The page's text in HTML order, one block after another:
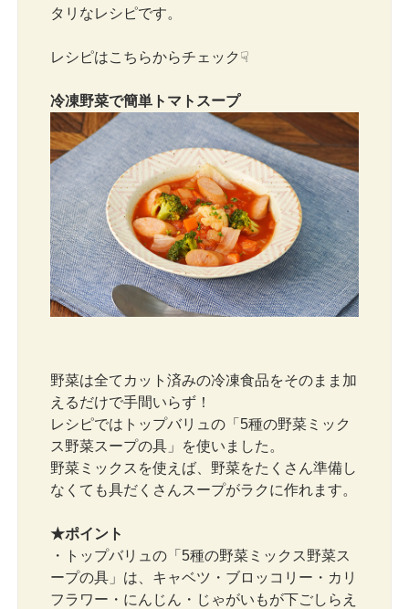
タリなレシピです。
レシピはこちらからチェック☟
冷凍野菜で簡単トマトスープ
野菜は全てカット済みの冷凍食品をそのまま加
えるだけで手間いらず！
レシピではトップバリュの「5種の野菜ミック
ス野菜スープの具」を使いました。
野菜ミックスを使えば、野菜をたくさん準備し
なくても具だくさんスープがラクに作れます。
★ポイント
・トップバリュの「5種の野菜ミックス野菜ス
ープの具」は、キャベツ・ブロッコリー・カリ
フラワー・にんじん・じゃがいもが下ごしらえ